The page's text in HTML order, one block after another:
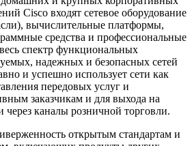
Cisco входят сетевое оборудование
вычислительные платформы,
средства и профессиональные
спектр функциональных
надежных и безопасных сетей
и успешно использует сети как
передовых услуг и
заказчикам и для выхода на
через каналы розничной торговли.
открытым стандартам и